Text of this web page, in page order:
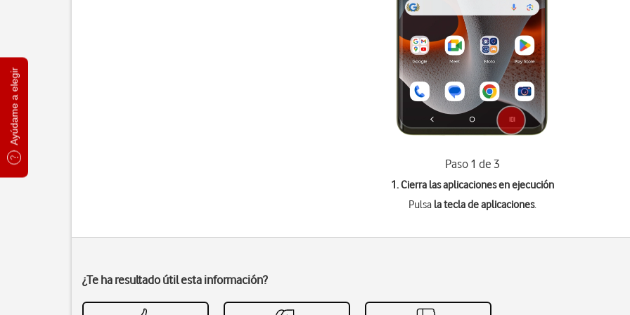
Ayúdame a elegir
Paso 1 de 3
1. Cierra las aplicaciones en ejecución
Pulsa la tecla de aplicaciones.
¿Te ha resultado útil esta información?